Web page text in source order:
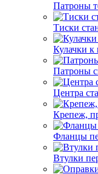
Патроны
Тиски
Кулачки к
Патроны
Центра
Крепеж,
Фланцы
Втулки